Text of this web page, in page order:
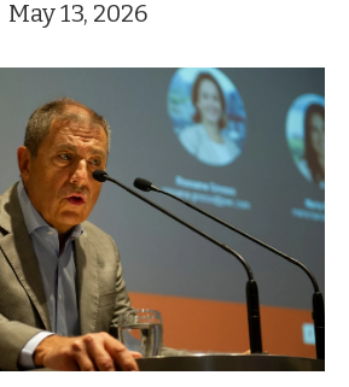
May 13, 2026